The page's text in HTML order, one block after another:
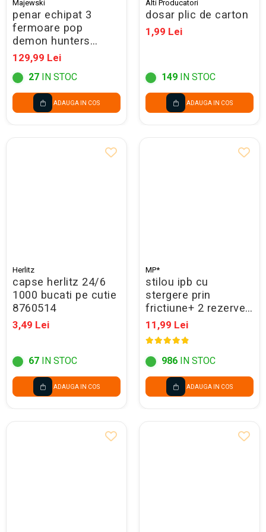
Majewski
penar echipat 3
fermoare pop
demon hunters
violet 304835
129,99 Lei
27 IN STOC
ADAUGA IN COS
Alti Producatori
dosar plic de carton
1,99 Lei
149 IN STOC
ADAUGA IN COS
Herlitz
capse herlitz 24/6
1000 bucati pe cutie
8760514
3,49 Lei
67 IN STOC
ADAUGA IN COS
MP*
stilou ipb cu
stergere prin
frictiune+ 2 rezerve,
in blister pe543
11,99 Lei
986 IN STOC
ADAUGA IN COS